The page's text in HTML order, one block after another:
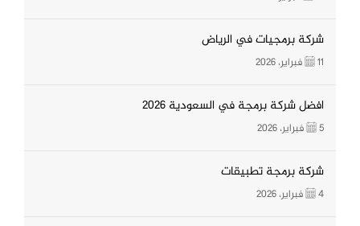
شركة برمجيات في الرياض
11 فبراير، 2026
افضل شركة برمجة في السعودية 2026
5 فبراير، 2026
شركة برمجة تطبيقات
4 فبراير، 2026